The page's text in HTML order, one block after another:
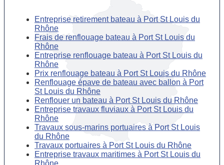
Entreprise retirement bateau à Port St Louis du
Rhône
Frais de renflouage bateau à Port St Louis du
Rhône
Entreprise renflouage bateau à Port St Louis du
Rhône
Prix renflouage bateau à Port St Louis du Rhône
Renflouage épave de bateau avec ballon à Port
St Louis du Rhône
Renflouer un bateau à Port St Louis du Rhône
Entreprise travaux fluviaux à Port St Louis du
Rhône
Travaux sous-marins portuaires à Port St Louis
du Rhône
Travaux portuaires à Port St Louis du Rhône
Entreprise travaux maritimes à Port St Louis du